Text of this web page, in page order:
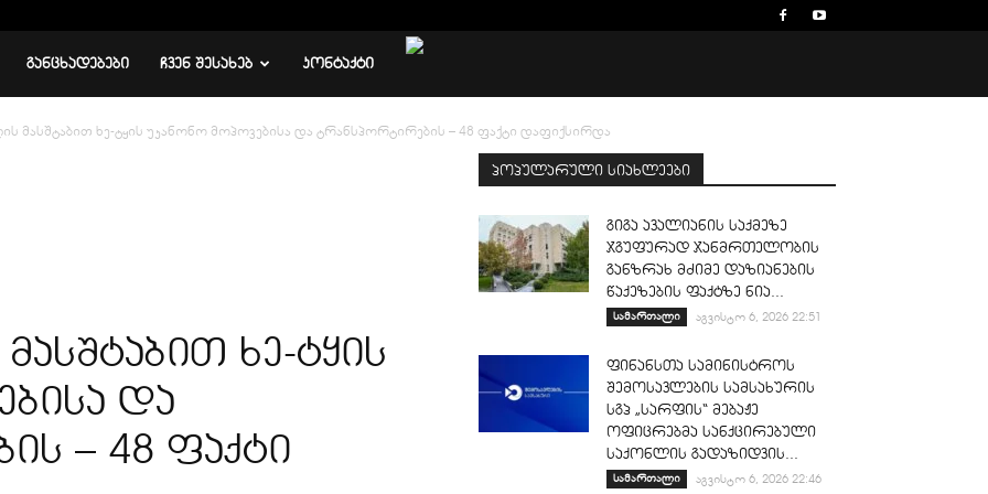
ᲒᲐᲜᲪᲮᲐᲓᲔᲑᲔᲑᲘ ᲩᲕᲔᲜ ᲨᲔᲡᲐᲮᲔᲑ ᲙᲝᲜᲢᲐᲥᲢᲘ
მასშტაბით ხე-ტყის უკანონო მოპოვებისა და ტრანსპორტირების – 48 ფაქტი დაფიქსირდა
ხე-ტყის
და
– 48 ფაქტი
პოპულარული სიახლეები
გიგა ავალიანის საქმეზე
ჯგუფურად ჯანმრთელობის
განზრახ მძიმე დაზიანების
წაქეზების ფაქტზე ნია...
სამართალი აგვისტო 6, 2026 22:51
ფინანსთა სამინისტროს
შემოსავლების სამსახურის
სგპ „სარფის“ მებაჟე
ოფიცრებმა სანქცირებული
საქონლის გადაზიდვის...
სამართალი აგვისტო 6, 2026 22:46